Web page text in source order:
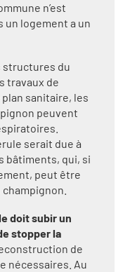
n’est
un logement a un
structures du
travaux de
sanitaire, les
peuvent
serait due à
bâtiments, qui, si
peut être
doit subir un
stopper la
de
nécessaires. Au